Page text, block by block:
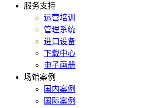
服务支持
运营培训
管理系统
进口设备
下载中心
电子画册
场馆案例
国内案例
国际案例